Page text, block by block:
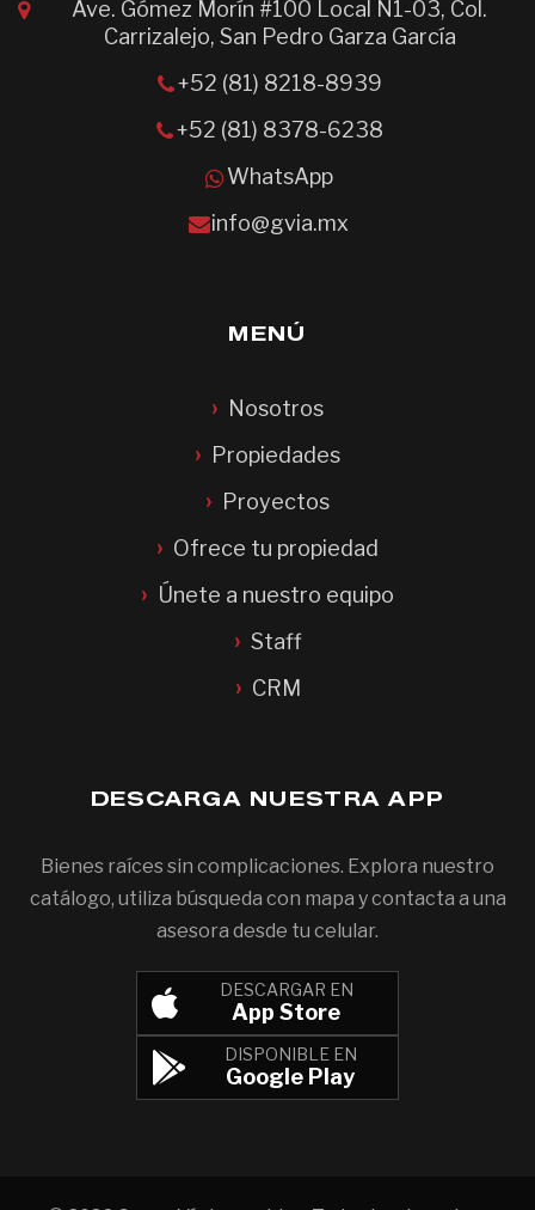
Ave. Gómez Morín #100 Local N1-03, Col.
Carrizalejo, San Pedro Garza García
+52 (81) 8218-8939
+52 (81) 8378-6238
WhatsApp
info@gvia.mx
MENÚ
Nosotros
Propiedades
Proyectos
Ofrece tu propiedad
Únete a nuestro equipo
Staff
CRM
DESCARGA NUESTRA APP
Bienes raíces sin complicaciones. Explora nuestro
catálogo, utiliza búsqueda con mapa y contacta a una
asesora desde tu celular.
DESCARGAR EN
App Store
DISPONIBLE EN
Google Play